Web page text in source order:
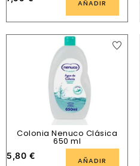
AÑADIR
Colonia Nenuco Clásica
650 ml
5,80 € AÑADIR